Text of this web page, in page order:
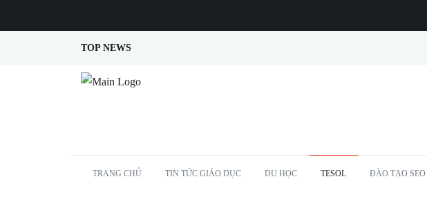
TOP NEWS
TRANG CHỦ TIN TỨC GIÁO DỤC DU HỌC TESOL ĐÀO TẠO SEO